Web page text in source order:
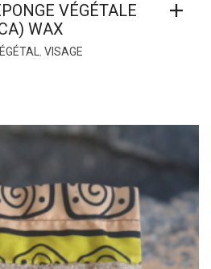
VÉGÉTALE
WAX
, VISAGE